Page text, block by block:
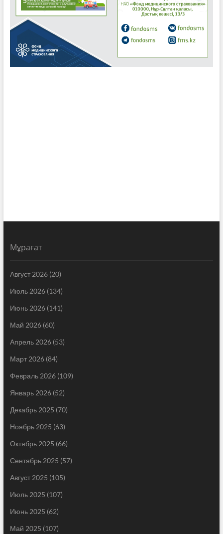
Мұрағат
Август 2026(20)
Июль 2026(134)
Июнь 2026(141)
Май 2026(60)
Апрель 2026(53)
Март 2026(84)
Февраль 2026(109)
Январь 2026(52)
Декабрь 2025 (70)
Ноябрь 2025 (63)
Октябрь 2025 (66)
Сентябрь 2025 (57)
Август 2025 (105)
Июль 2025 (107)
Июнь 2025 (62)
Май 2025 (107)